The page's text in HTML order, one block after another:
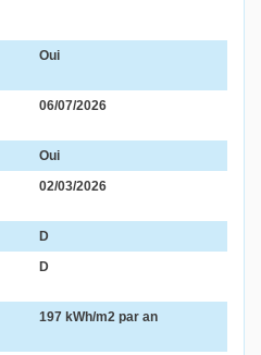
Oui
06/07/2026
Oui
02/03/2026
D
D
197 kWh/m2 par an